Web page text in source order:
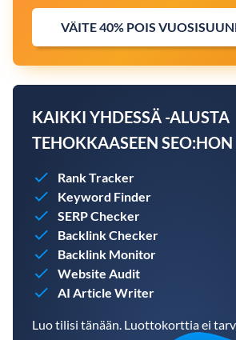
VÄITE 40% POIS
KAIKKI YHDESSÄ -ALUSTA
TEHOKKAASEEN SEO:HON
Rank Tracker
Keyword Finder
SERP Checker
Backlink Checker
Backlink Monitor
Website Audit
AI Article Writer
Luo tilisi tänään. Luottokorttia ei